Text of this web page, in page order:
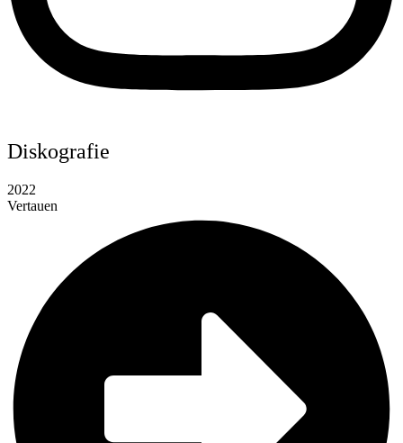
Diskografie
2022
Vertauen